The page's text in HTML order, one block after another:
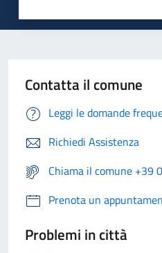
Contatta il comune
Leggi le domande
Richiedi Assistenza
Chiama il comune +39
Prenota un
Problemi in città